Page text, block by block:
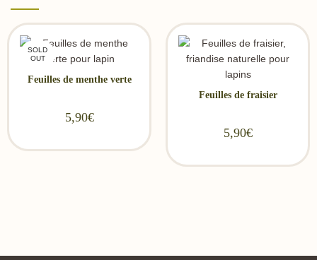
SOLD
OUT
Feuilles de menthe verte
5,90€
Feuilles de fraisier
5,90€